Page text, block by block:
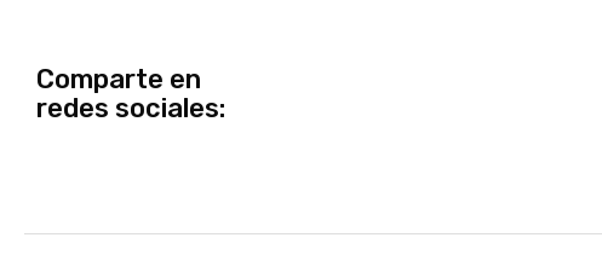
Comparte en
redes sociales: